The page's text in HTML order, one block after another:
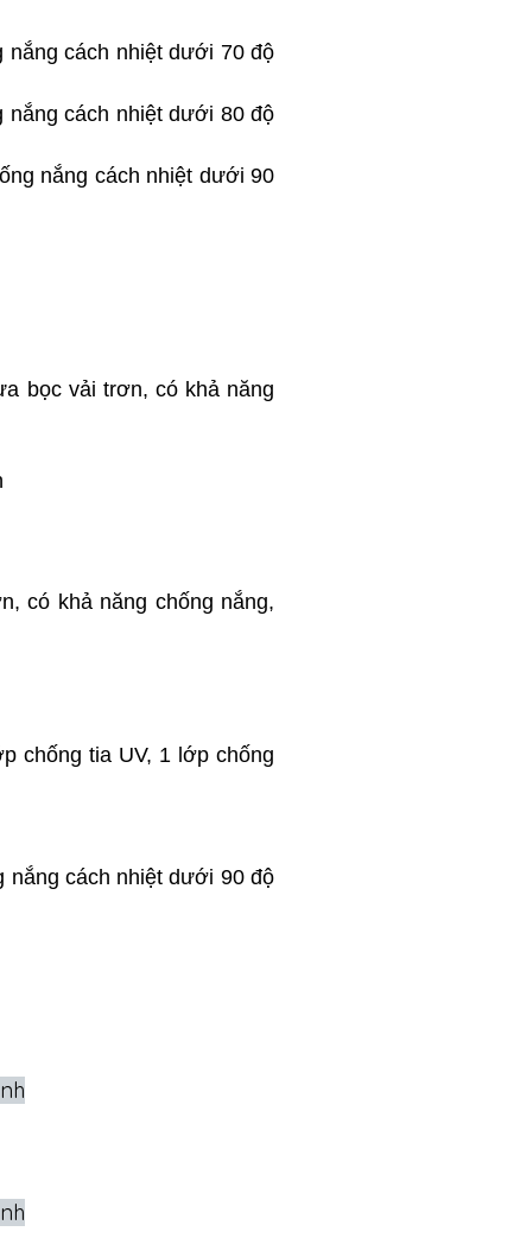
cách nhiệt dưới 70 độ
cách nhiệt dưới 80 độ
nắng cách nhiệt dưới 90
bọc vải trơn, có khả năng
có khả năng chống nắng,
chống tia UV, 1 lớp chống
nắng cách nhiệt dưới 90 độ